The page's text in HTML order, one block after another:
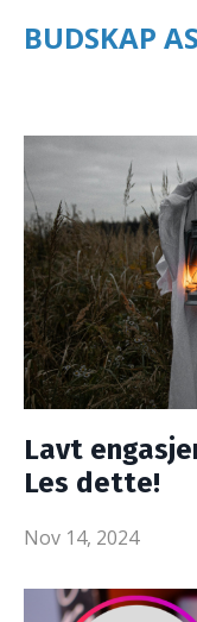
BUDSKAP AS
Lavt
Les dette!
Nov 14, 2024